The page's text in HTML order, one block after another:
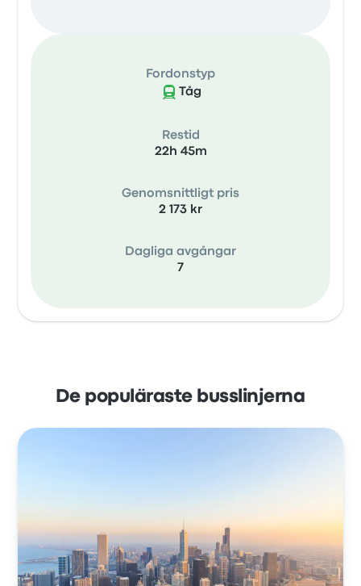
Fordonstyp
Tåg
Restid
22h 45m
Genomsnittligt pris
2 173 kr
Dagliga avgångar
7
De populäraste busslinjerna